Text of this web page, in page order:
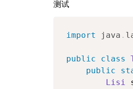
测试
import java .
public class
public
Lisi